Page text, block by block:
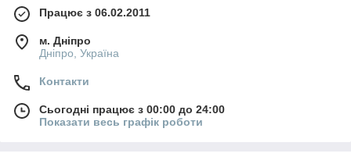
Працює з 06.02.2011
м. Дніпро
Дніпро, Україна
Контакти
Сьогодні працює з 00:00 до 24:00
Показати весь графік роботи